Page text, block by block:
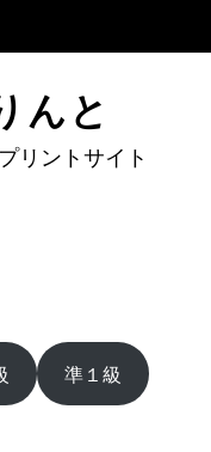
んと
リントサイト
準１級